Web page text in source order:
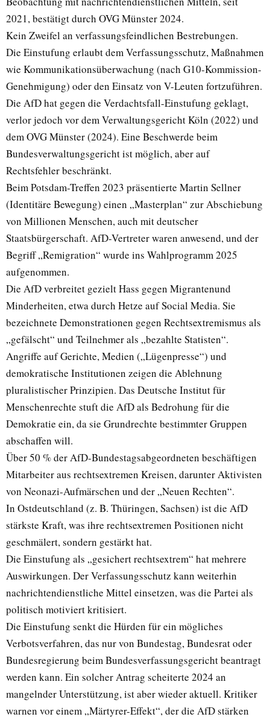
2021, bestätigt durch OVG Münster 2024.
Kein Zweifel an verfassungsfeindlichen Bestrebungen.
Die Einstufung erlaubt dem Verfassungsschutz, Maßnahmen
wie Kommunikationsüberwachung (nach G10-Kommission-
Genehmigung) oder den Einsatz von V-Leuten fortzuführen.
Die AfD hat gegen die Verdachtsfall-Einstufung geklagt,
verlor jedoch vor dem Verwaltungsgericht Köln (2022) und
dem OVG Münster (2024). Eine Beschwerde beim
Bundesverwaltungsgericht ist möglich, aber auf
Rechtsfehler beschränkt.
Beim Potsdam-Treffen 2023 präsentierte Martin Sellner
(Identitäre Bewegung) einen „Masterplan“ zur Abschiebung
von Millionen Menschen, auch mit deutscher
Staatsbürgerschaft. AfD-Vertreter waren anwesend, und der
Begriff „Remigration“ wurde ins Wahlprogramm 2025
aufgenommen.
Die AfD verbreitet gezielt Hass gegen Migrantenund
Minderheiten, etwa durch Hetze auf Social Media. Sie
bezeichnete Demonstrationen gegen Rechtsextremismus als
„gefälscht“ und Teilnehmer als „bezahlte Statisten“.
Angriffe auf Gerichte, Medien („Lügenpresse“) und
demokratische Institutionen zeigen die Ablehnung
pluralistischer Prinzipien. Das Deutsche Institut für
Menschenrechte stuft die AfD als Bedrohung für die
Demokratie ein, da sie Grundrechte bestimmter Gruppen
abschaffen will.
Über 50 % der AfD-Bundestagsabgeordneten beschäftigen
Mitarbeiter aus rechtsextremen Kreisen, darunter Aktivisten
von Neonazi-Aufmärschen und der „Neuen Rechten“.
In Ostdeutschland (z. B. Thüringen, Sachsen) ist die AfD
stärkste Kraft, was ihre rechtsextremen Positionen nicht
geschmälert, sondern gestärkt hat.
Die Einstufung als „gesichert rechtsextrem“ hat mehrere
Auswirkungen. Der Verfassungsschutz kann weiterhin
nachrichtendienstliche Mittel einsetzen, was die Partei als
politisch motiviert kritisiert.
Die Einstufung senkt die Hürden für ein mögliches
Verbotsverfahren, das nur von Bundestag, Bundesrat oder
Bundesregierung beim Bundesverfassungsgericht beantragt
werden kann. Ein solcher Antrag scheiterte 2024 an
mangelnder Unterstützung, ist aber wieder aktuell. Kritiker
warnen vor einem „Märtyrer-Effekt“, der die AfD stärken